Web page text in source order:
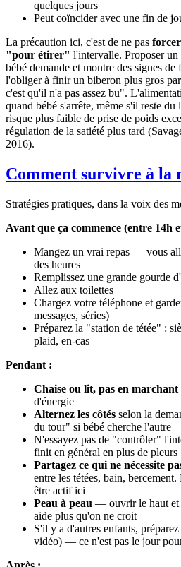
quelques jours
Peut coïncider avec une fin de
La précaution ici, c'est de ne pas
"pour étirer" l'intervalle. Proposer un
bébé demande et montre des signes
l'obliger à finir un biberon plus gros
c'est qu'il n'a pas assez bu".
quand bébé s'arrête, même s'il reste
risque plus faible de prise de poids
régulation de la satiété plus tard
2016).
Comment survivre à la
Stratégies pratiques, dans la voix des
Avant que ça commence (entre 14h
Mangez un vrai repas — vous
des heures
Remplissez une grande gourde
Allez aux toilettes
Chargez votre téléphone et
messages, séries)
Préparez la "station de tétée" :
plaid, en-cas
Pendant :
Chaise ou lit, pas en marchant
d'énergie
Alternez les côtés selon la
du tour" si bébé cherche l'autre
N'essayez pas de "contrôler"
finit en général en plus de pleurs
Partagez ce qui ne nécessite
entre les tétées, bain,
être actif ici
Peau à peau — ouvrir le haut et
aide plus qu'on ne croit
S'il y a d'autres enfants,
vidéo) — ce n'est pas le jour